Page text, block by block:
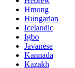
Hmong
Hungarian
Icelandic
Igbo
Javanese
Kannada
Kazakh